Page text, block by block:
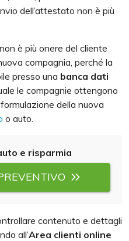
dell’attestato non è più
è più onere del cliente
compagnia, perché la
presso una banca dati
le compagnie ottengono
della nuova
o auto.
e risparmia
contenuto e dettagli
all’Area clienti online